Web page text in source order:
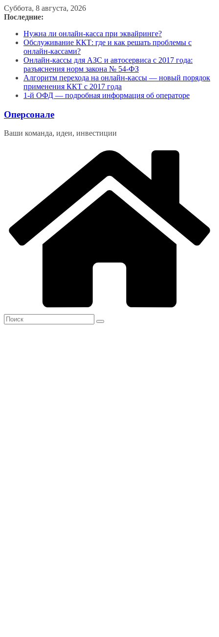
Перейти
к
Суббота, 8 августа, 2026
Последние:
Нужна ли онлайн-касса при эквайринге?
Обслуживание ККТ: где и как решать проблемы с
онлайн-кассами?
Онлайн-кассы для АЗС и автосервиса с 2017 года:
разъяснения норм закона № 54-ФЗ
Алгоритм перехода на онлайн-кассы — новый порядок
применения ККТ с 2017 года
1-й ОФД — подробная информация об операторе
Оперсонале
Ваши команда, идеи, инвестиции